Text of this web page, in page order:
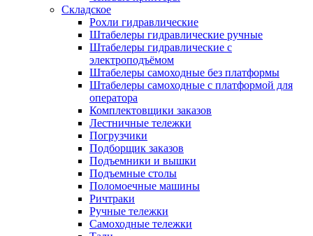
Складское
Рохли гидравлические
Штабелеры гидравлические ручные
Штабелеры гидравлические с
электроподъёмом
Штабелеры самоходные без платформы
Штабелеры самоходные с платформой для
оператора
Комплектовщики заказов
Лестничные тележки
Погрузчики
Подборщик заказов
Подъемники и вышки
Подъемные столы
Поломоечные машины
Ричтраки
Ручные тележки
Самоходные тележки